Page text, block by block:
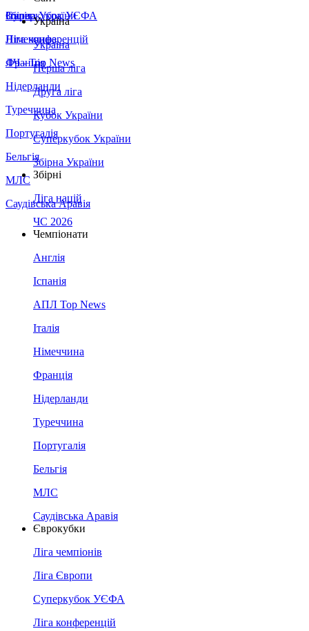
Збірна України
Італія
Німеччина
Франція
Нідерланди
Туреччина
Португалія
Бельгія
МЛС
Саудівська Аравія
Суперкубок УЄФА
Ліга конференцій
ЛЧ - Top News
Україна
Україна
Перша ліга
Друга ліга
Кубок України
Суперкубок України
Збірна України
Збірні
Ліга націй
ЧС 2026
Чемпіонати
Англія
Іспанія
АПЛ Top News
Італія
Німеччина
Франція
Нідерланди
Туреччина
Португалія
Бельгія
МЛС
Саудівська Аравія
Єврокубки
Ліга чемпіонів
Ліга Європи
Суперкубок УЄФА
Ліга конференцій